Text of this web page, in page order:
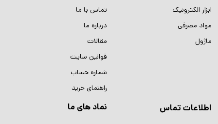
ابزار الکترونیک
مواد مصرفی
ماژول
تماس با ما
درباره ما
مقالات
قوانین سایت
شماره حساب
راهنمای خرید
اطلاعات تماس نماد های ما